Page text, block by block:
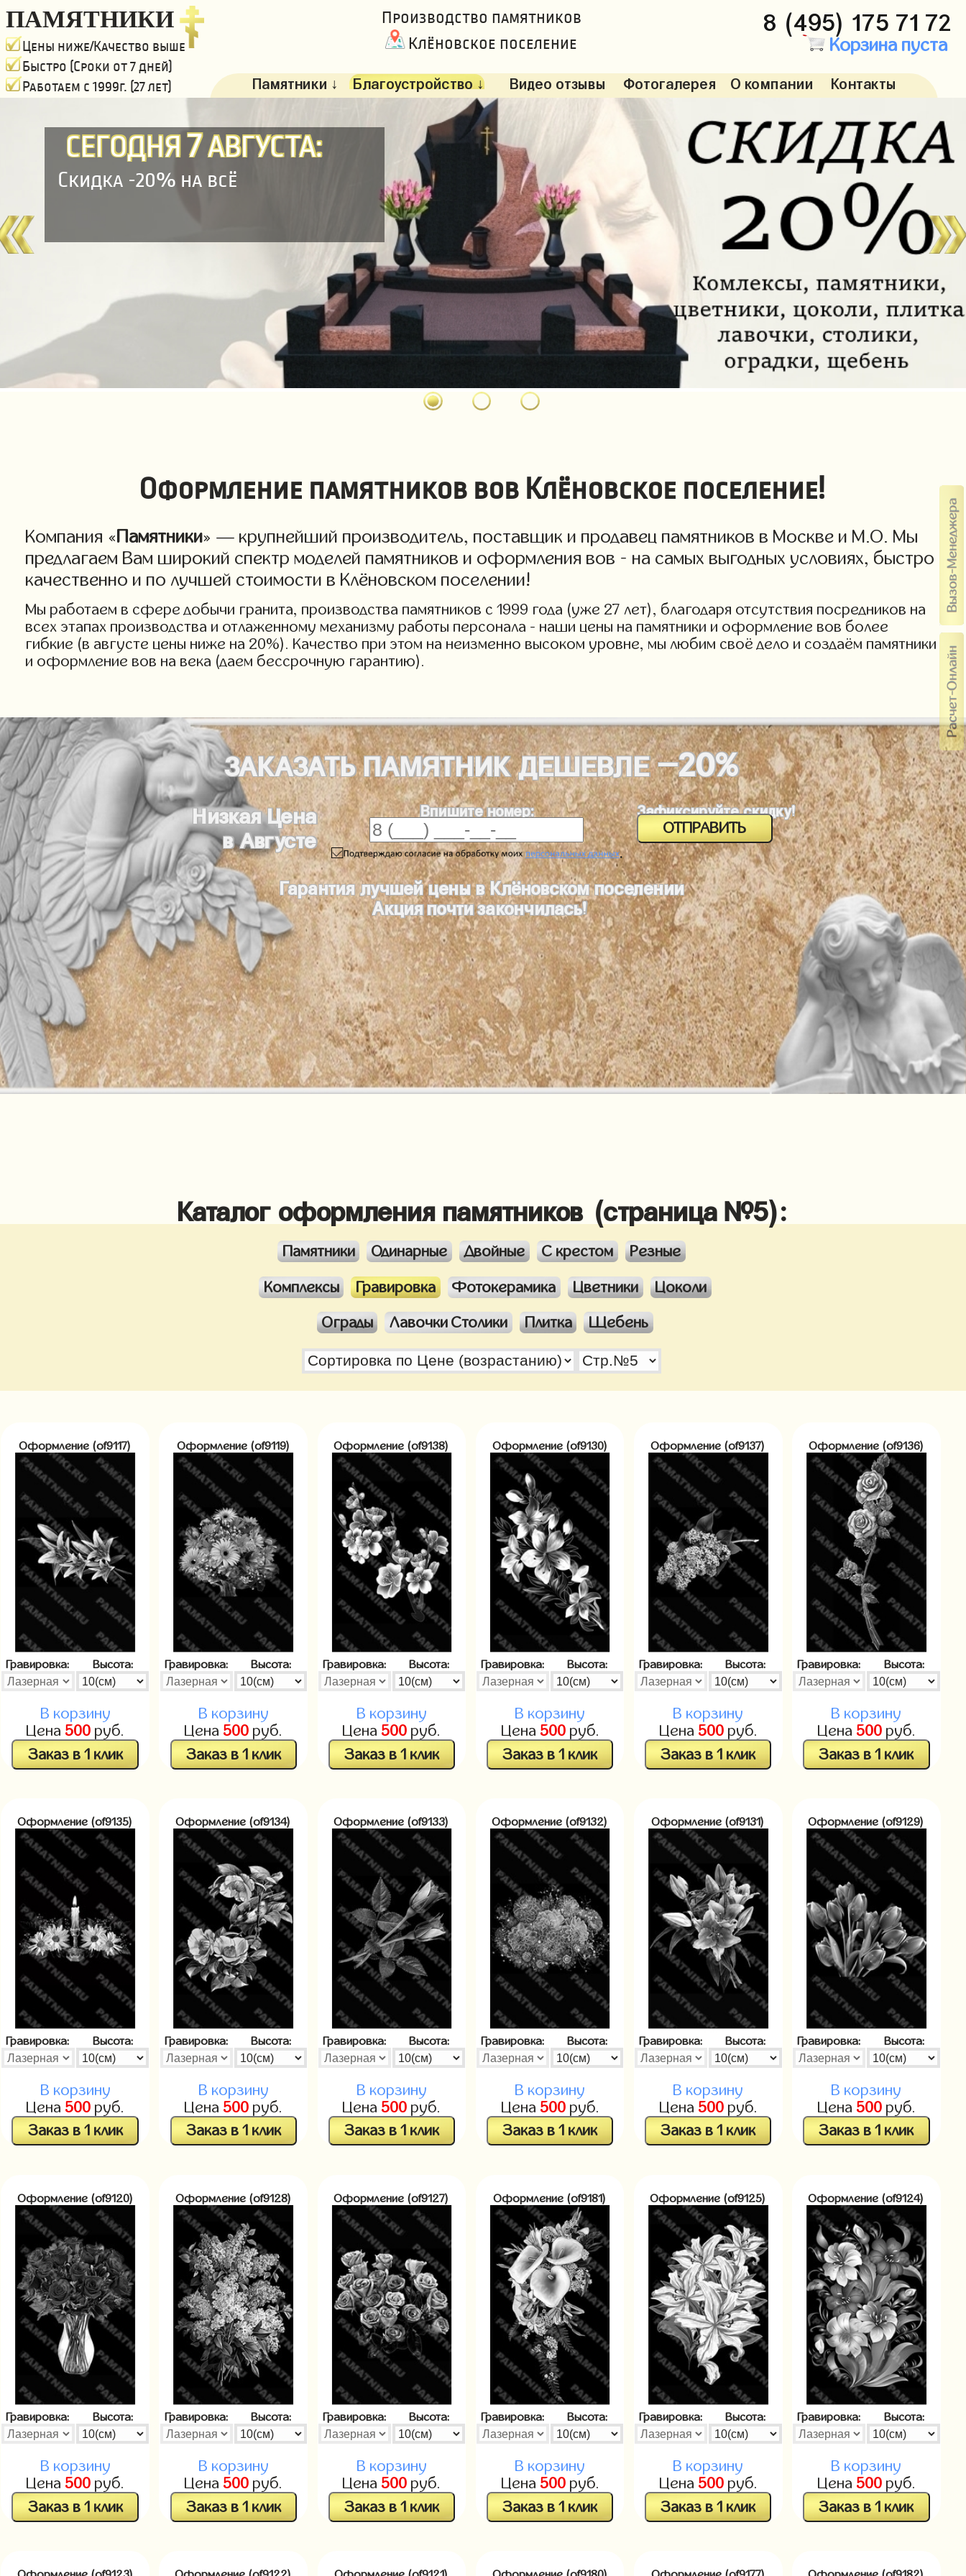
ПАМЯТНИКИ
Цены ниже/Качество выше
Быстро (Сроки от 7 дней)
Работаем с 1999г. (27 лет)
Производство памятников
Клёновское поселение
8 (495) 175 71 72
Корзина пуста
Памятники ↓ Благоустройство ↓ Видео отзывы Фотогалерея О компании Контакты
СЕГОДНЯ7АВГУСТА:
Скидка -20% на всё
Оформление памятников вов Клёновское поселение!
Компания « Памятники» — крупнейший производитель, поставщик и продавец памятников в Москве и М.О. Мы
предлагаем Вам широкий спектр моделей памятников и оформления вов - на самых выгодных условиях, быстро
качественно и по лучшей стоимости в Клёновском поселении!
Мы работаем в сфере добычи гранита, производства памятников с 1999 года (уже 27 лет), благодаря отсутствия посредников на
всех этапах производства и отлаженному механизму работы персонала - наши цены на памятники и оформление вов более
гибкие (в августе цены ниже на 20%). Качество при этом на неизменно высоком уровне, мы любим своё дело и создаём памятники
и оформление вов на века (даем бессрочную гарантию).
ЗАКАЗАТЬПАМЯТНИКДЕШЕВЛЕ-20%
Низкая Цена
в Августе
Впишите номер:
.
Зафиксируйте скидку!
Гарантия лучшей цены в Клёновском поселении
Акция почти закончилась!
Каталог оформления памятников (страница №5):
Памятники Одинарные Двойные С крестом Резные
Комплексы Гравировка Фотокерамика Цветники Цоколи
Ограды Лавочки Столики Плитка Щебень
Оформление (of9117)
Гравировка: Высота:
В корзину
Цена 500 руб.
Заказ в 1 клик
Оформление (of9119)
Гравировка: Высота:
В корзину
Цена 500 руб.
Заказ в 1 клик
Оформление (of9138)
Гравировка: Высота:
В корзину
Цена 500 руб.
Заказ в 1 клик
Оформление (of9130)
Гравировка: Высота:
В корзину
Цена 500руб.
Заказ в 1 клик
Оформление (of9137)
Гравировка: Высота:
В корзину
Цена 500руб.
Заказ в 1 клик
Оформление (of9136)
Гравировка: Высота:
В корзину
Цена 500руб.
Заказ в 1 клик
Оформление (of9135)
Гравировка: Высота:
В корзину
Цена 500 руб.
Заказ в 1 клик
Оформление (of9134)
Гравировка: Высота:
В корзину
Цена 500 руб.
Заказ в 1 клик
Оформление (of9133)
Гравировка: Высота:
В корзину
Цена 500 руб.
Заказ в 1 клик
Оформление (of9132)
Гравировка: Высота:
В корзину
Цена 500руб.
Заказ в 1 клик
Оформление (of9131)
Гравировка: Высота:
В корзину
Цена 500руб.
Заказ в 1 клик
Оформление (of9129)
Гравировка: Высота:
В корзину
Цена 500руб.
Заказ в 1 клик
Оформление (of9120)
Гравировка: Высота:
В корзину
Цена 500 руб.
Заказ в 1 клик
Оформление (of9128)
Гравировка: Высота:
В корзину
Цена 500 руб.
Заказ в 1 клик
Оформление (of9127)
Гравировка: Высота:
В корзину
Цена 500 руб.
Заказ в 1 клик
Оформление (of9181)
Гравировка: Высота:
В корзину
Цена 500руб.
Заказ в 1 клик
Оформление (of9125)
Гравировка: Высота:
В корзину
Цена 500руб.
Заказ в 1 клик
Оформление (of9124)
Гравировка: Высота:
В корзину
Цена 500руб.
Заказ в 1 клик